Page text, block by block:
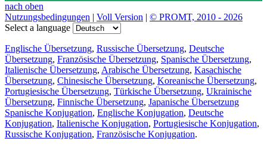
nach oben
Nutzungsbedingungen | Voll Version | © PROMT, 2010 - 2026
Select a language
Englische Übersetzung, Russische Übersetzung, Deutsche
Übersetzung, Französische Übersetzung, Spanische Übersetzung,
Italienische Übersetzung, Arabische Übersetzung, Kasachische
Übersetzung, Chinesische Übersetzung, Koreanische Übersetzung,
Portugiesische Übersetzung, Türkische Übersetzung, Ukrainische
Übersetzung, Finnische Übersetzung, Japanische Übersetzung
Spanische Konjugation, Englische Konjugation, Deutsche
Konjugation, Italienische Konjugation, Portugiesische Konjugation,
Russische Konjugation, Französische Konjugation.